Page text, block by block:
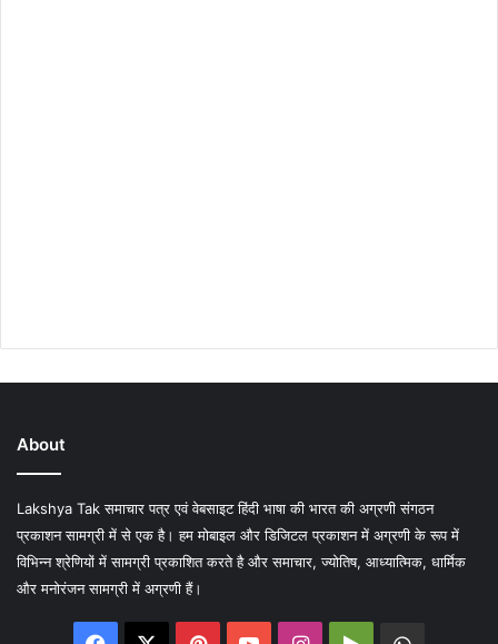
About
Lakshya Tak समाचार पत्र एवं वेबसाइट हिंदी भाषा की भारत की अग्रणी संगठन
प्रकाशन सामग्री में से एक है। हम मोबाइल और डिजिटल प्रकाशन में अग्रणी के रूप में
विभिन्न श्रेणियों में सामग्री प्रकाशित करते है और समाचार, ज्योतिष, आध्यात्मिक, धार्मिक
और मनोरंजन सामग्री में अग्रणी हैं।